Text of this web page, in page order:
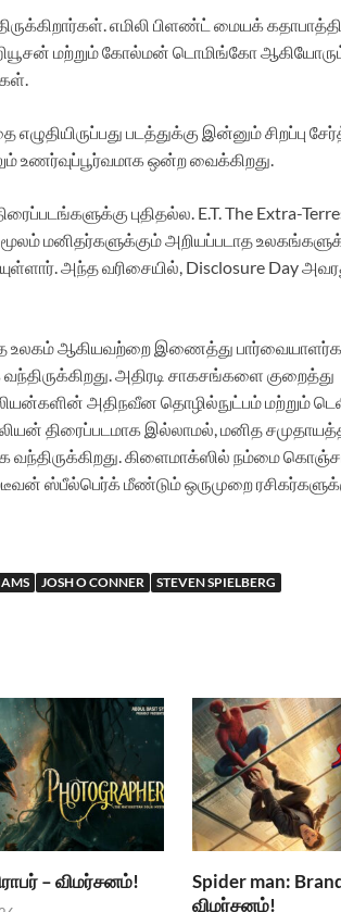
எமிலி பிளண்ட் மையக்
மற்றும் கோல்மன் டொமிங்கோ
படத்துக்கு இன்னும் சிறப்பு
உணர்வுப்பூர்வமாக ஒன்ற வைக்கிறது.
புதிதல்ல. E.T. The Extra-
மனிதர்களுக்கும் அறியப்படாத
அந்த வரிசையில், Disclosure Day
உலகம் ஆகியவற்றை இணைத்து
அதிரடி சாகசங்களை குறைத்து
அதிநவீன தொழில்நுட்பம் மற்றும்
திரைப்படமாக இல்லாமல், மனித
வந்திருக்கிறது. கிளைமாக்ஸில் நம்மை
ஸ்பீல்பெர்க் மீண்டும் ஒருமுறை
JOSH O CONNER STEVEN SPIELBERG
– விமர்சனம்!
Spider man:
விமர்சனம்!